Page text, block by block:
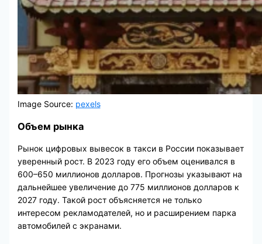
Image Source: pexels
Объем рынка
Рынок цифровых вывесок в такси в России показывает
уверенный рост. В 2023 году его объем оценивался в
600–650 миллионов долларов. Прогнозы указывают на
дальнейшее увеличение до 775 миллионов долларов к
2027 году. Такой рост объясняется не только
интересом рекламодателей, но и расширением парка
автомобилей с экранами.